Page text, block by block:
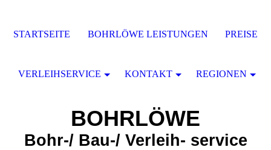
BOHRLÖWE
Bohr-/ Bau-/ Verleih- service
STARTSEITE BOHRLÖWE LEISTUNGEN PREISE
VERLEIHSERVICE KONTAKT REGIONEN